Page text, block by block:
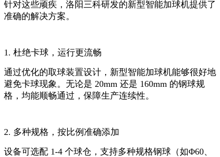
针对这些顽疾，洛阳三科研发的新型智能加球机提供了
准确的解决方案。
1. 杜绝卡球，运行更流畅
通过优化的取球装置设计，新型智能加球机能够很好地
避免卡球现象。无论是 20mm 还是 160mm 的钢球规
格，均能顺畅通过，保障生产连续性。
2. 多种规格，按比例准确添加
设备可选配 1-4 个球仓，支持多种规格钢球（如Φ60、